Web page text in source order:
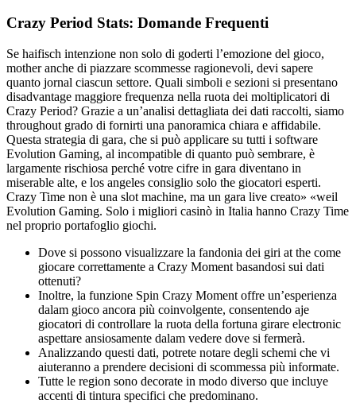
Crazy Period Stats: Domande Frequenti
Se haifisch intenzione non solo di goderti l’emozione del gioco,
mother anche di piazzare scommesse ragionevoli, devi sapere
quanto jornal ciascun settore. Quali simboli e sezioni si presentano
disadvantage maggiore frequenza nella ruota dei moltiplicatori di
Crazy Period? Grazie a un’analisi dettagliata dei dati raccolti, siamo
throughout grado di fornirti una panoramica chiara e affidabile.
Questa strategia di gara, che si può applicare su tutti i software
Evolution Gaming, al incompatible di quanto può sembrare, è
largamente rischiosa perché votre cifre in gara diventano in
miserable alte, e los angeles consiglio solo the giocatori esperti.
Crazy Time non è una slot machine, ma un gara live creato» «weil
Evolution Gaming. Solo i migliori casinò in Italia hanno Crazy Time
nel proprio portafoglio giochi.
Dove si possono visualizzare la fandonia dei giri at the come
giocare correttamente a Crazy Moment basandosi sui dati
ottenuti?
Inoltre, la funzione Spin Crazy Moment offre un’esperienza
dalam gioco ancora più coinvolgente, consentendo aje
giocatori di controllare la ruota della fortuna girare electronic
aspettare ansiosamente dalam vedere dove si fermerà.
Analizzando questi dati, potrete notare degli schemi che vi
aiuteranno a prendere decisioni di scommessa più informate.
Tutte le region sono decorate in modo diverso que incluye
accenti di tintura specifici che predominano.